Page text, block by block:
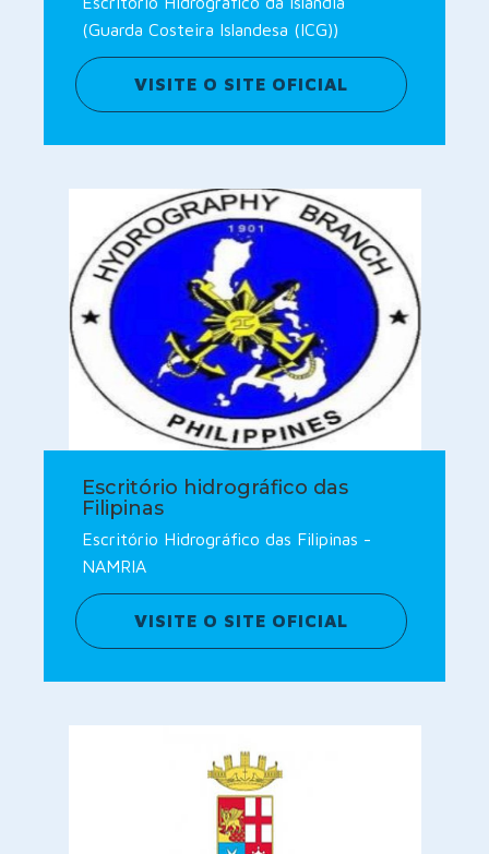
(Guarda Costeira Islandesa (ICG))
VISITE O SITE OFICIAL
Escritório hidrográfico das
Filipinas
Escritório Hidrográfico das Filipinas -
NAMRIA
VISITE O SITE OFICIAL